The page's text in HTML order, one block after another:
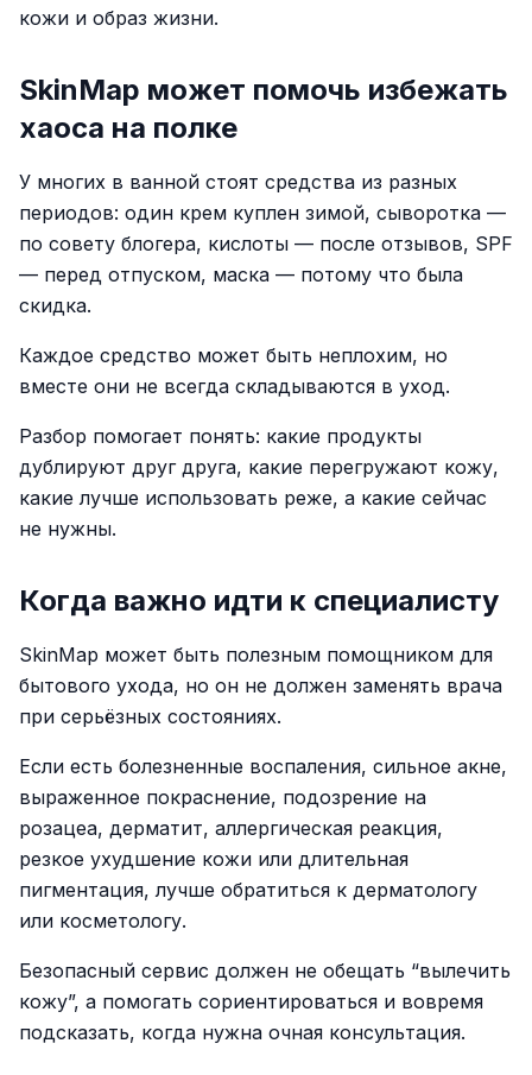
кожи и образ жизни.
SkinMap может помочь избежать
хаоса на полке
У многих в ванной стоят средства из разных
периодов: один крем куплен зимой, сыворотка —
по совету блогера, кислоты — после отзывов, SPF
— перед отпуском, маска — потому что была
скидка.
Каждое средство может быть неплохим, но
вместе они не всегда складываются в уход.
Разбор помогает понять: какие продукты
дублируют друг друга, какие перегружают кожу,
какие лучше использовать реже, а какие сейчас
не нужны.
Когда важно идти к специалисту
SkinMap может быть полезным помощником для
бытового ухода, но он не должен заменять врача
при серьёзных состояниях.
Если есть болезненные воспаления, сильное акне,
выраженное покраснение, подозрение на
розацеа, дерматит, аллергическая реакция,
резкое ухудшение кожи или длительная
пигментация, лучше обратиться к дерматологу
или косметологу.
Безопасный сервис должен не обещать “вылечить
кожу”, а помогать сориентироваться и вовремя
подсказать, когда нужна очная консультация.